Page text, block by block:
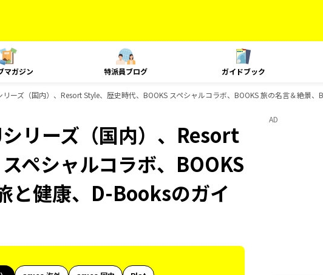
マガジン 特派員ブログ ガイドブック
ーズ（国内）、Resort Style、歴史時代、BOOKS スペシャルコラボ、BOOKS 旅の名言＆絶景
リーズ（国内）、Resort
ペシャルコラボ、BOOKS
と健康、D-Booksのガイ
AD